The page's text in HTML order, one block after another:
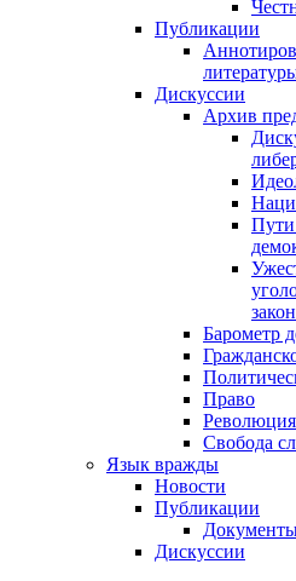
Публикации
Дискуссии
Архив
Пути
Барометр
Право
Свобода
Язык вражды
Новости
Публикации
Дискуссии